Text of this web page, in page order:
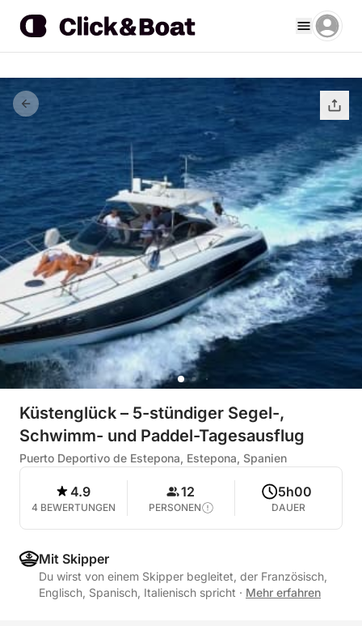
Küstenglück – 5-stündiger Segel-,
Schwimm- und Paddel-Tagesausflug
Puerto Deportivo de Estepona, Estepona, Spanien
4.9
4 BEWERTUNGEN
12
PERSONEN
5h00
DAUER
Mit Skipper
Du wirst von einem Skipper begleitet, der Französisch,
Englisch, Spanisch, Italienisch spricht · Mehr erfahren